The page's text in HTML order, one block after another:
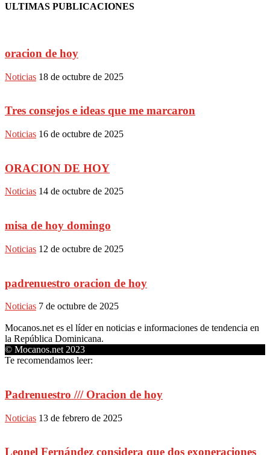
ULTIMAS PUBLICACIONES
oracion de hoy
Noticias 18 de octubre de 2025
Tres consejos e ideas que me marcaron
Noticias 16 de octubre de 2025
ORACION DE HOY
Noticias 14 de octubre de 2025
misa de hoy domingo
Noticias 12 de octubre de 2025
padrenuestro oracion de hoy
Noticias 7 de octubre de 2025
Mocanos.net es el líder en noticias e informaciones de tendencia en
la República Dominicana.
© Mocanos.net 2023
Te recomendamos leer:
Padrenuestro /// Oracion de hoy
Noticias 13 de febrero de 2025
Leonel Fernández considera que dos exoneraciones